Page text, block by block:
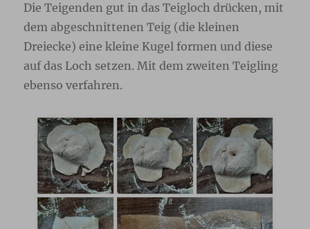
Die Teigenden gut in das Teigloch drücken, mit
dem abgeschnittenen Teig (die kleinen
Dreiecke) eine kleine Kugel formen und diese
auf das Loch setzen. Mit dem zweiten Teigling
ebenso verfahren.